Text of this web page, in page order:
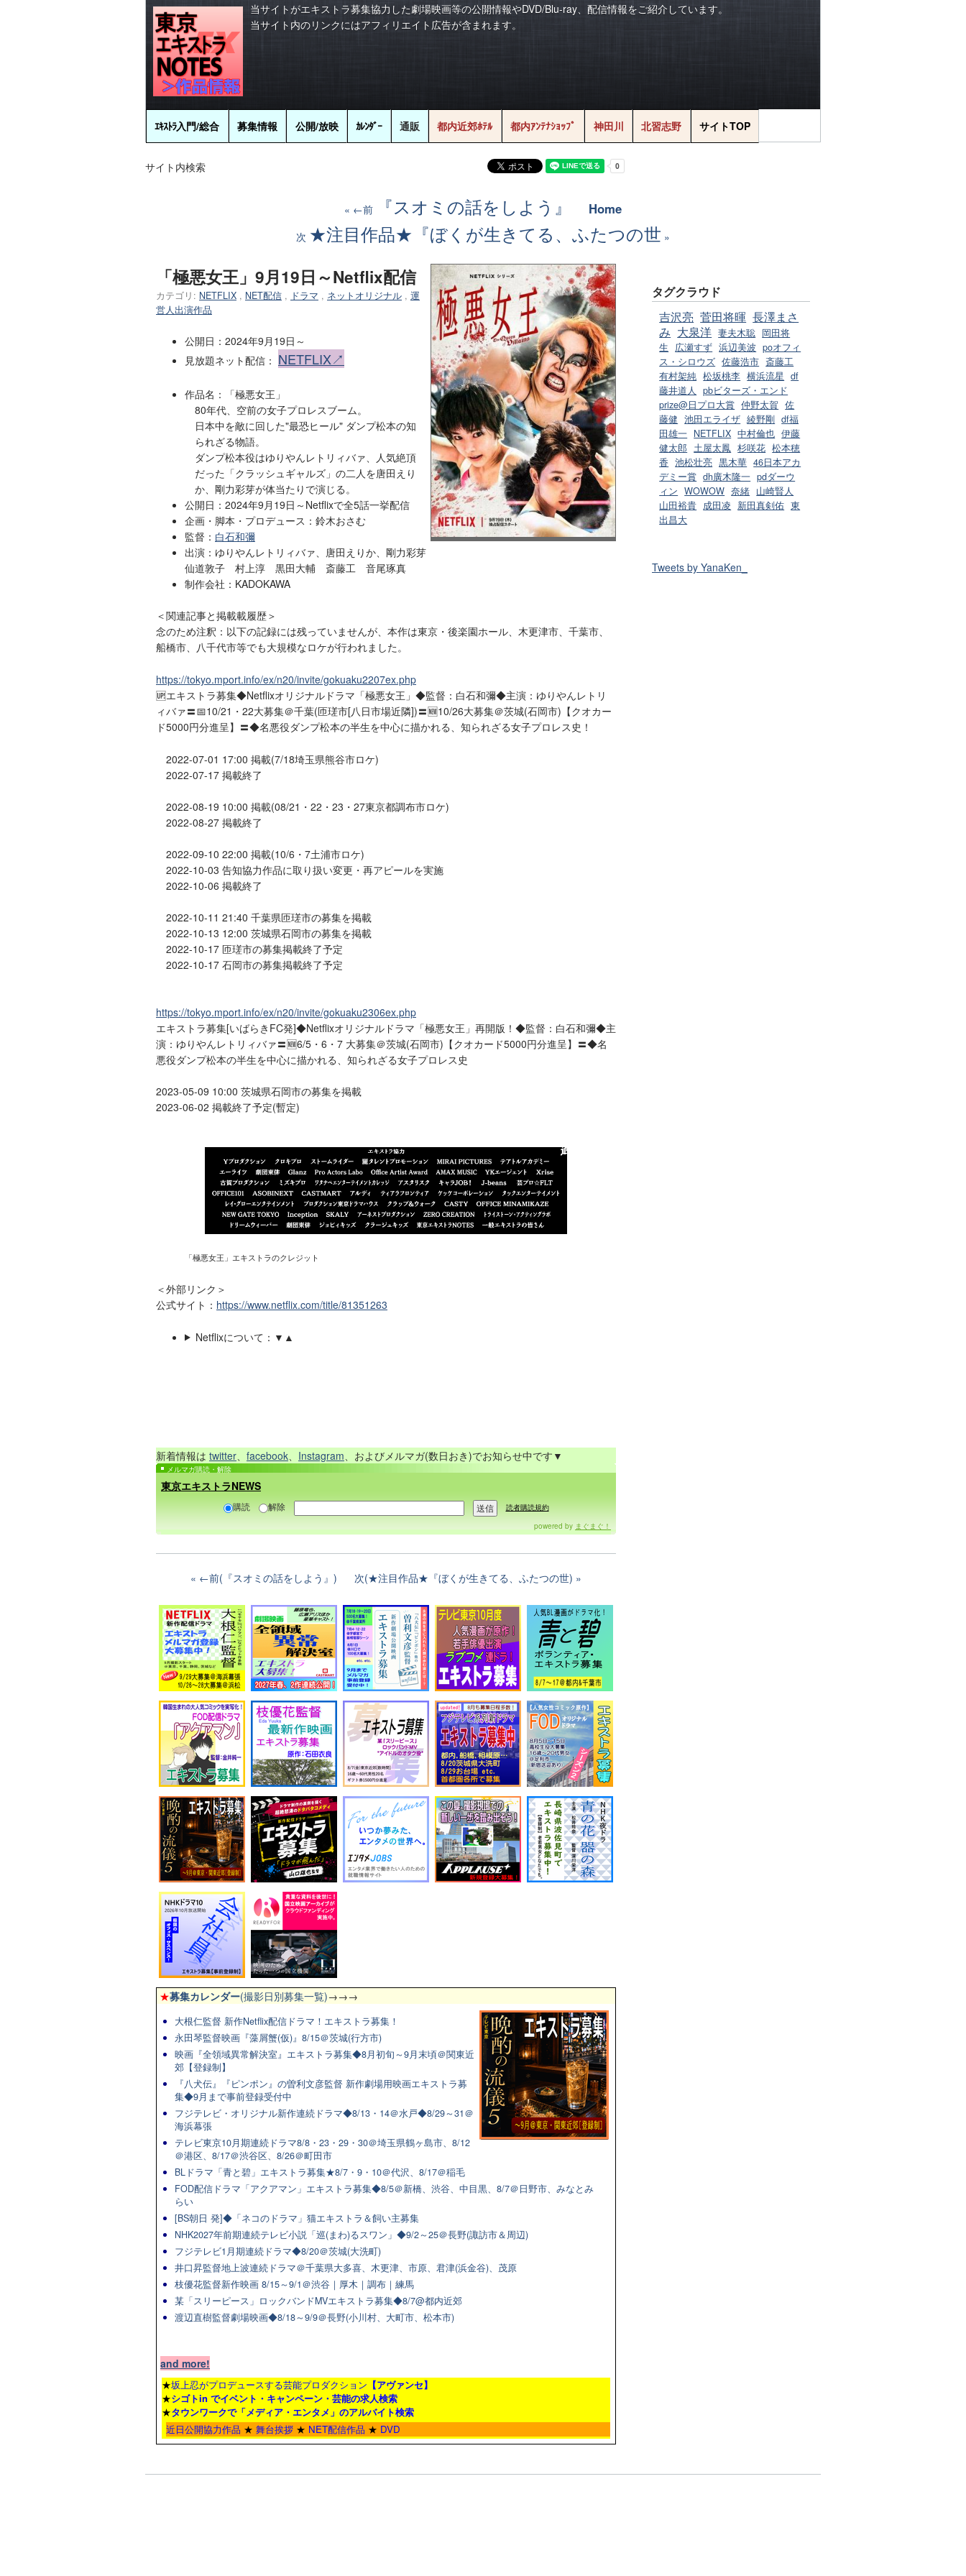
当サイトがエキストラ募集協力した劇場映画等の公開情報やDVD/Blu-ray、配信情報をご紹介しています。
当サイト内のリンクにはアフィリエイト広告が含まれます。
ｴｷｽﾄﾗ入門/総合 募集情報 公開/放映 ｶﾚﾝﾀﾞｰ 通販 都内近郊ﾎﾃﾙ 都内ｱﾝﾃﾅｼｮｯﾌﾟ 神田川 北習志野 サイトTOP
サイト内検索
←前 『スオミの話をしよう』 Home
次 ★注目作品★『ぼくが生きてる、ふたつの世
「極悪女王」9月19日～Netflix配信
カテゴリ: NETFLIX , NET配信 , ドラマ , ネットオリジナル , 運
営人出演作品
公開日：2024年9月19日～
見放題ネット配信： NETFLIX↗
作品名：「極悪女王」
80年代、空前の女子プロレスブーム。
日本中を敵に回した"最恐ヒール" ダンプ松本の知
られざる物語。
ダンプ松本役はゆりやんレトリィバァ、人気絶頂
だった「クラッシュギャルズ」の二人を唐田えり
か、剛力彩芽が体当たりで演じる。
公開日：2024年9月19日～Netflixで全5話一挙配信
企画・脚本・プロデュース：鈴木おさむ
監督： 白石和彌
出演：ゆりやんレトリィバァ、唐田えりか、剛力彩芽
仙道敦子 村上淳 黒田大輔 斎藤工 音尾琢真
制作会社：KADOKAWA
＜関連記事と掲載載履歴＞
念のため注釈：以下の記録には残っていませんが、本作は東京・後楽園ホール、木更津市、千葉市、
船橋市、八千代市等でも大規模なロケが行われました。
https://tokyo.mport.info/ex/n20/invite/gokuaku2207ex.php
🆙エキストラ募集◆Netflixオリジナルドラマ「極悪女王」◆監督：白石和彌◆主演：ゆりやんレトリ
ィバァ〓📅10/21・22大募集＠千葉(匝瑳市[八日市場近隣])〓🆕10/26大募集＠茨城(石岡市)【クオカー
ド5000円分進呈】〓◆名悪役ダンプ松本の半生を中心に描かれる、知られざる女子プロレス史！
2022-07-01 17:00 掲載(7/18埼玉県熊谷市ロケ)
2022-07-17 掲載終了
2022-08-19 10:00 掲載(08/21・22・23・27東京都調布市ロケ)
2022-08-27 掲載終了
2022-09-10 22:00 掲載(10/6・7土浦市ロケ)
2022-10-03 告知協力作品に取り扱い変更・再アピールを実施
2022-10-06 掲載終了
2022-10-11 21:40 千葉県匝瑳市の募集を掲載
2022-10-13 12:00 茨城県石岡市の募集を掲載
2022-10-17 匝瑳市の募集掲載終了予定
2022-10-17 石岡市の募集掲載終了予定
https://tokyo.mport.info/ex/n20/invite/gokuaku2306ex.php
エキストラ募集[いばらきFC発]◆Netflixオリジナルドラマ「極悪女王」再開版！◆監督：白石和彌◆主
演：ゆりやんレトリィバァ〓🆕6/5・6・7 大募集＠茨城(石岡市)【クオカード5000円分進呈】〓◆名
悪役ダンプ松本の半生を中心に描かれる、知られざる女子プロレス史
2023-05-09 10:00 茨城県石岡市の募集を掲載
2023-06-02 掲載終了予定(暫定)
「極悪女王」エキストラのクレジット
＜外部リンク＞
公式サイト： https://www.netflix.com/title/81351263
Netflixについて：▼▲
新着情報は twitter、 facebook、 Instagram、およびメルマガ(数日おき)でお知らせ中です▼
メルマガ購読・解除
東京エキストラNEWS
購読 解除
読者購読規約
powered by まぐまぐ！
←前(『スオミの話をしよう』) 次(★注目作品★『ぼくが生きてる、ふたつの世)
★募集カレンダー(撮影日別募集一覧)→→→
大根仁監督 新作Netflix配信ドラマ！エキストラ募集！
永田琴監督映画『藻屑蟹(仮)』8/15＠茨城(行方市)
映画『全領域異常解決室』エキストラ募集◆8月初旬～9月末頃＠関東近
郊【登録制】
『八犬伝』『ピンポン』の曽利文彦監督 新作劇場用映画エキストラ募
集◆9月まで事前登録受付中
フジテレビ・オリジナル新作連続ドラマ◆8/13・14＠水戸◆8/29～31＠
海浜幕張
テレビ東京10月期連続ドラマ8/8・23・29・30＠埼玉県鶴ヶ島市、8/12
＠港区、8/17＠渋谷区、8/26＠町田市
BLドラマ「青と碧」エキストラ募集★8/7・9・10＠代沢、8/17＠稲毛
FOD配信ドラマ「アクアマン」エキストラ募集◆8/5＠新橋、渋谷、中目黒、8/7＠日野市、みなとみ
らい
[BS朝日 発]◆「ネコのドラマ」猫エキストラ＆飼い主募集
NHK2027年前期連続テレビ小説「巡(まわ)るスワン」◆9/2～25＠長野(諏訪市＆周辺)
フジテレビ1月期連続ドラマ◆8/20＠茨城(大洗町)
井口昇監督地上波連続ドラマ＠千葉県大多喜、木更津、市原、君津(浜金谷)、茂原
枝優花監督新作映画 8/15～9/1＠渋谷｜厚木｜調布｜練馬
某「スリーピース」ロックバンドMVエキストラ募集◆8/7@都内近郊
渡辺直樹監督劇場映画◆8/18～9/9＠長野(小川村、大町市、松本市)
and more!
★坂上忍がプロデュースする芸能プロダクション 【アヴァンセ】
★シゴトin でイベント・キャンペーン・芸能の求人検索
★タウンワークで「メディア・エンタメ」のアルバイト検索
近日公開協力作品 ★ 舞台挨拶 ★ NET配信作品 ★ DVD
タグクラウド
吉沢亮 菅田将暉 長澤まさ
み 大泉洋 妻夫木聡 岡田将
生
広瀬すず 浜辺美波 poオフィ
ス・シロウズ 佐藤浩市 斎藤工
有村架純 松坂桃李 横浜流星 df
藤井道人
pbビターズ・エンド
prize@日プロ大賞 仲野太賀 佐
藤健 池田エライザ 綾野剛 df福
田雄一 NETFLIX 中村倫也 伊藤
健太郎 土屋太鳳 杉咲花 松本穂
香 池松壮亮 黒木華 46日本アカ
デミー賞 dh廣木隆一 pdダーウ
ィン WOWOW 奈緒 山崎賢人
山田裕貴 成田凌 新田真剣佑 東
出昌大
Tweets by YanaKen_